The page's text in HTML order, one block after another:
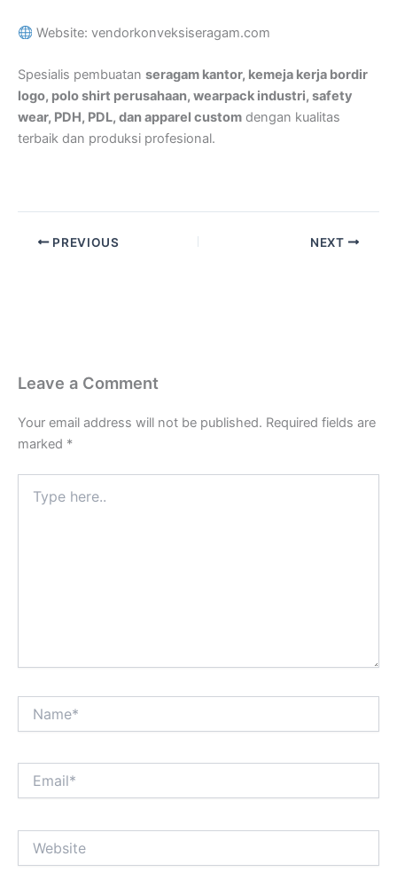
Website: vendorkonveksiseragam.com
Spesialis pembuatan seragam kantor, kemeja kerja bordir
logo, polo shirt perusahaan, wearpack industri, safety
wear, PDH, PDL, dan apparel custom dengan kualitas
terbaik dan produksi profesional.
PREVIOUS NEXT
Leave a Comment
Your email address will not be published. Required fields are
marked *
here..